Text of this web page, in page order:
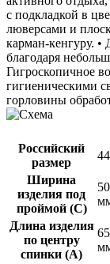
с подкладкой в
люверсами и
карман-кенгуру. •
благодаря
Гигроскопичное
гигиеническими
горловины
Российский
размер
Ширина
изделия под
проймой (С)
Длина изделия
по центру
спинки (A)